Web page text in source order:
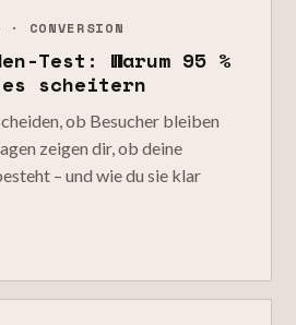
Test: Warum 95 %
scheitern
ob Besucher bleiben
zeigen dir, ob deine
– und wie du sie klar